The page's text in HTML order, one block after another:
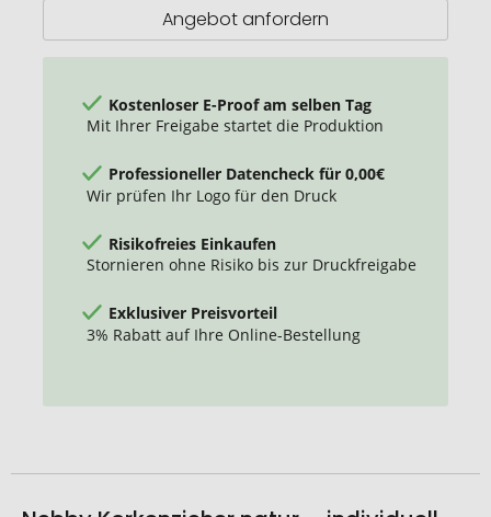
Angebot anfordern
Kostenloser E-Proof am selben Tag
Mit Ihrer Freigabe startet die Produktion
Professioneller Datencheck für 0,00€
Wir prüfen Ihr Logo für den Druck
Risikofreies Einkaufen
Stornieren ohne Risiko bis zur Druckfreigabe
Exklusiver Preisvorteil
3% Rabatt auf Ihre Online-Bestellung